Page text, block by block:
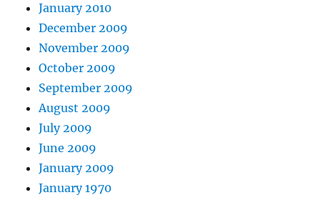
January 2010
December 2009
November 2009
October 2009
September 2009
August 2009
July 2009
June 2009
January 2009
January 1970